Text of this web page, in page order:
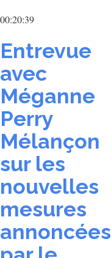
00:20:39
Entrevue
avec
Méganne
Perry
Mélançon
sur les
nouvelles
mesures
annoncées